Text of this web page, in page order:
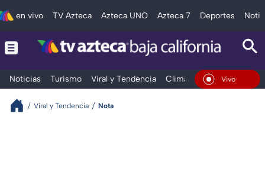
en vivo TV Azteca Azteca UNO Azteca 7 Deportes
Noticias Turismo Viral y Tendencia Clima Deportes
En Vivo
Viral y Tendencia Nota